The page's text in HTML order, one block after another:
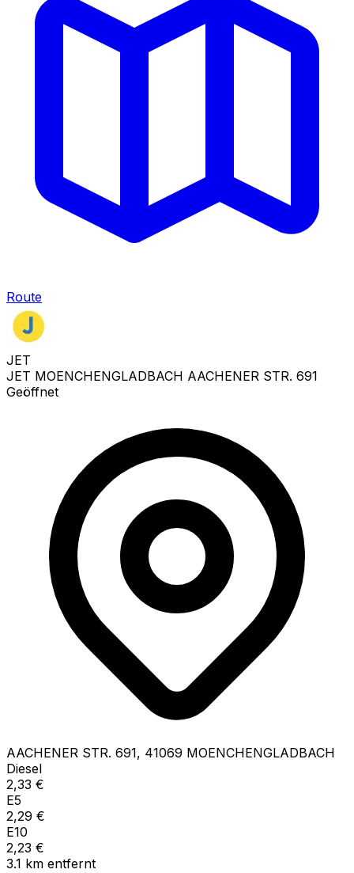
Route
JET
JET MOENCHENGLADBACH AACHENER STR. 691
Geöffnet
AACHENER STR. 691, 41069 MOENCHENGLADBACH
Diesel
2,33 €
E5
2,29 €
E10
2,23 €
3.1 km entfernt